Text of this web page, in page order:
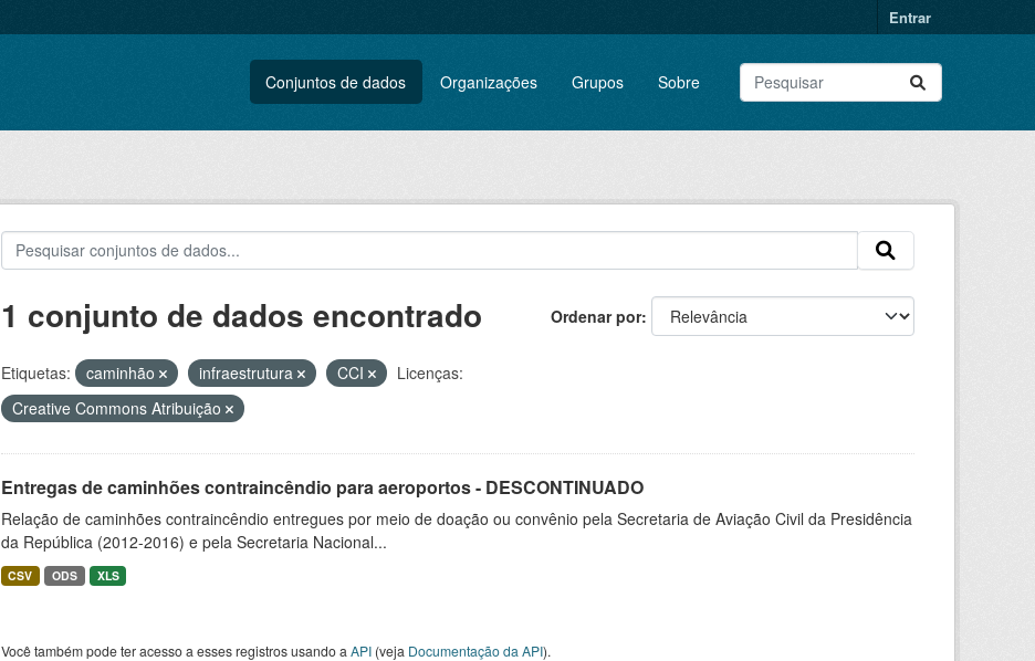
Entrar
Conjuntos de dados Organizações Grupos Sobre
Ordenar por
1 conjunto de dados encontrado
Etiquetas: caminhão infraestrutura CCI
Licenças:
Creative Commons Atribuição
Entregas de caminhões contraincêndio para aeroportos - DESCONTINUADO
Relação de caminhões contraincêndio entregues por meio de doação ou convênio pela Secretaria de Aviação Civil da Presidência
da República (2012-2016) e pela Secretaria Nacional...
CSV ODS XLS
Você também pode ter acesso a esses registros usando a API(veja Documentação da API).